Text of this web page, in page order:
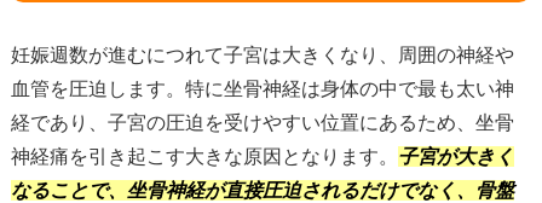
妊娠週数が進むにつれて子宮は大きくなり、周囲の神経や
血管を圧迫します。特に坐骨神経は身体の中で最も太い神
経であり、子宮の圧迫を受けやすい位置にあるため、坐骨
神経痛を引き起こす大きな原因となります。 子宮が大きく
なることで、坐骨神経が直接圧迫されるだけでなく、骨盤